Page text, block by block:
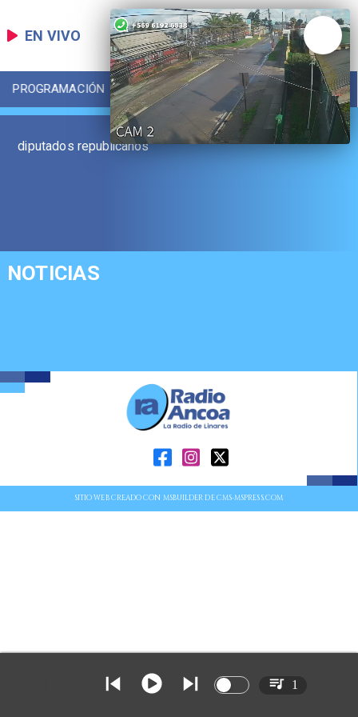
EN VIVO
PROGRAMACIÓN LOCAL DEPORTES
diputados republicanos
NOTICIAS
SITIO WEB CREADO CON MSBUILDER DE CMS-MSPRESS.COM
1